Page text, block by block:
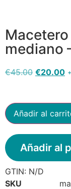
mediano
€45.00 €20.00
Añadir al
Añadir al
GTIN: N/D
SKU